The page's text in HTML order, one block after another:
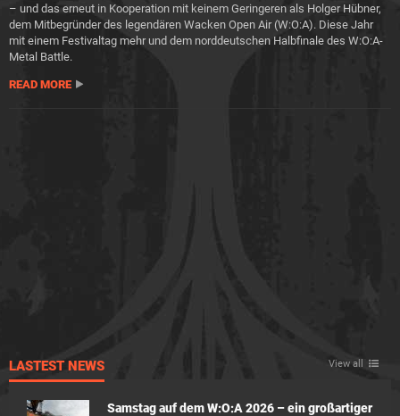
– und das erneut in Kooperation mit keinem Geringeren als Holger Hübner,
dem Mitbegründer des legendären Wacken Open Air (W:O:A). Diese Jahr
mit einem Festivaltag mehr und dem norddeutschen Halbfinale des W:O:A-
Metal Battle.
READ MORE
LASTEST NEWS View all
Samstag auf dem W:O:A 2026 – ein großartiger